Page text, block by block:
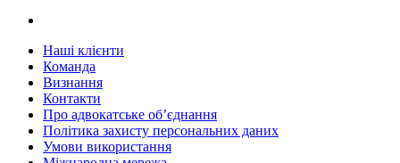
Наші клієнти
Команда
Визнання
Контакти
Про адвокатське об’єднання
Політика захисту персональних даних
Умови використання